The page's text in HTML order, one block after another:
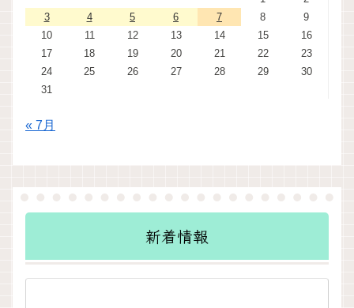
3
4 5 6 7 8
9
10
11 12 13 14 15
16
17
18 19 20 21 22
23
24
25 26 27 28 29
30
31
« 7月
新着情報